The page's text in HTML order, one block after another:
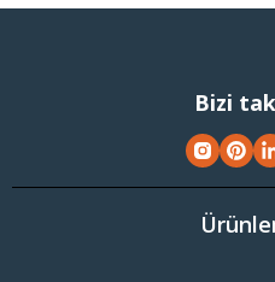
Bizi